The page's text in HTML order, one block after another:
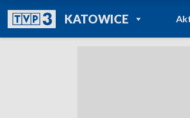
KATOWICEPOWRÓT DO
TVP REGIONY